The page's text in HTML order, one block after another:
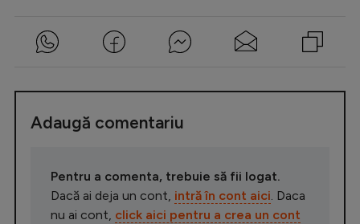
Adaugă comentariu
Pentru a comenta, trebuie să fii logat.
Dacă ai deja un cont, intră în cont aici. Daca
nu ai cont, click aici pentru a crea un cont